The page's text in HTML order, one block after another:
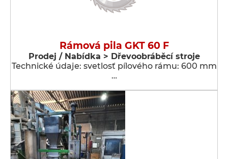
Rámová pila GKT 60 F
Prodej / Nabídka > Dřevoobráběcí stroje
Technické údaje: svetlosť pílového rámu: 600 mm
…